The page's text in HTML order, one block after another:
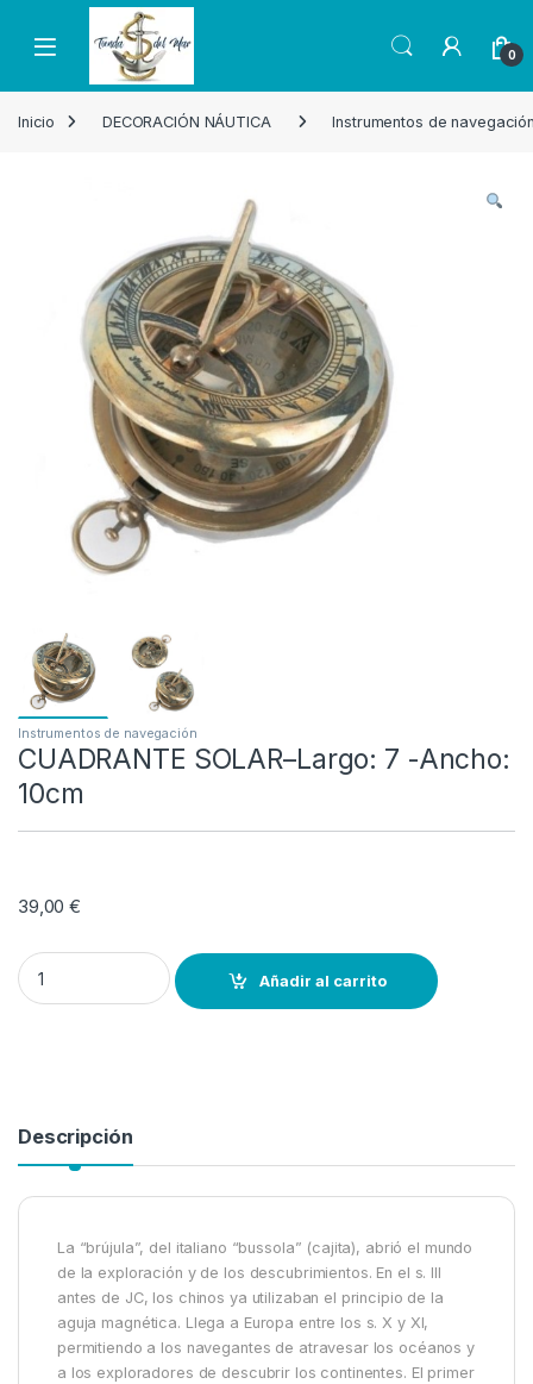
Skip to navigation
Skip to content
Open 0
Inicio DECORACIÓN NÁUTICA Instrumentos de
Instrumentos de navegación
CUADRANTE SOLAR–Largo: 7 -Ancho:
10cm
39,00€
CUADRANTE SOLAR–Largo: 7 -Ancho: 10cm quantity
Añadir al carrito
Descripción
La “brújula”, del italiano “bussola” (cajita), abrió el mundo
de la exploración y de los descubrimientos. En el s. III
antes de JC, los chinos ya utilizaban el principio de la
aguja magnética. Llega a Europa entre los s. X y XI,
permitiendo a los navegantes de atravesar los océanos y
a los exploradores de descubrir los continentes. El primer